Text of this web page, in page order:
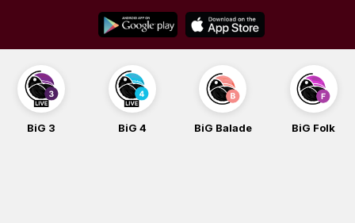
content
BiG 3 BiG 4 BiG Balade BiG Folk